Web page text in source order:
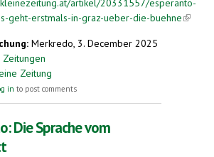
geht-erstmals-in-graz-ueber-die-buehne(link is
Merkredo, 3. December 2025
Zeitungen
Zeitung
Esperanto-Weltkongress geht erstmals in
in to post comments
Die Sprache vom